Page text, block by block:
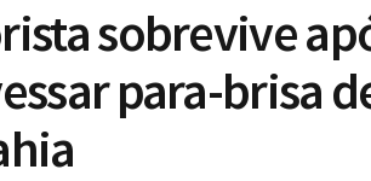
sobrevive
para-brisa